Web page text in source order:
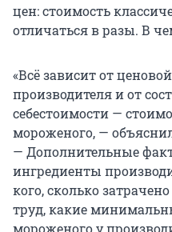
цен: стоимость
отличаться в разы. В
«Всё зависит от
производителя и от
себестоимости —
мороженого, —
— Дополнительные
ингредиенты
кого, сколько
труд, какие
мороженого у